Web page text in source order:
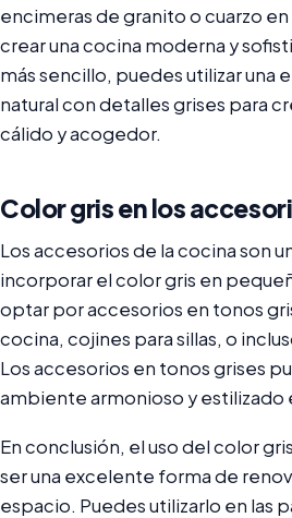
encimeras de granito o cuarzo
crear una cocina moderna y
más sencillo, puedes utilizar una
natural con detalles grises para
cálido y acogedor.
Color gris en los
Los accesorios de la cocina son
incorporar el color gris en
optar por accesorios en tonos
cocina, cojines para sillas, o
Los accesorios en tonos grises
ambiente armonioso y estilizado
En conclusión, el uso del color
ser una excelente forma de
espacio. Puedes utilizarlo en las